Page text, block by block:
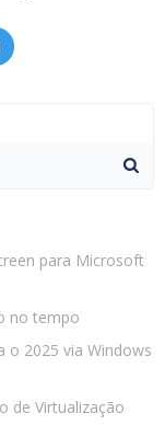
para Microsoft
no tempo
o 2025 via Windows
de Virtualização